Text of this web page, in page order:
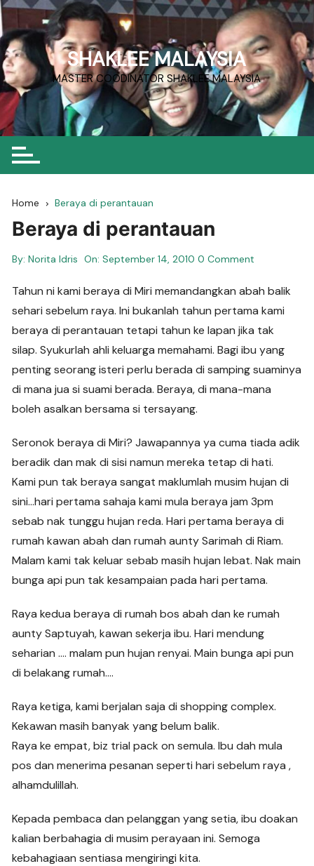
Skip
to
content
SHAKLEE MALAYSIA
MASTER COODINATOR SHAKLEE MALAYSIA
Home Beraya di perantauan
Beraya di perantauan
By: Norita Idris On:September 14, 2010 0 Comment
Tahun ni kami beraya di Miri memandangkan abah balik
sehari sebelum raya. Ini bukanlah tahun pertama kami
beraya di perantauan tetapi tahun ke lapan jika tak
silap. Syukurlah ahli keluarga memahami. Bagi ibu yang
penting seorang isteri perlu berada di samping suaminya
di mana jua si suami berada. Beraya, di mana-mana
boleh asalkan bersama si tersayang.
Seronok beraya di Miri? Jawapannya ya cuma tiada adik
beradik dan mak di sisi namun mereka tetap di hati.
Kami pun tak beraya sangat maklumlah musim hujan di
sini…hari pertama sahaja kami mula beraya jam 3pm
sebab nak tunggu hujan reda. Hari pertama beraya di
rumah kawan abah dan rumah aunty Sarimah di Riam.
Malam kami tak keluar sebab masih hujan lebat. Nak main
bunga api pun tak kesampaian pada hari pertama.
Raya kedua beraya di rumah bos abah dan ke rumah
aunty Saptuyah, kawan sekerja ibu. Hari mendung
seharian …. malam pun hujan renyai. Main bunga api pun
di belakang rumah….
Raya ketiga, kami berjalan saja di shopping complex.
Kekawan masih banyak yang belum balik.
Raya ke empat, biz trial pack on semula. Ibu dah mula
pos dan menerima pesanan seperti hari sebelum raya ,
alhamdulillah.
Kepada pembaca dan pelanggan yang setia, ibu doakan
kalian berbahagia di musim perayaan ini. Semoga
kebahagiaan sentiasa mengiringi kita.